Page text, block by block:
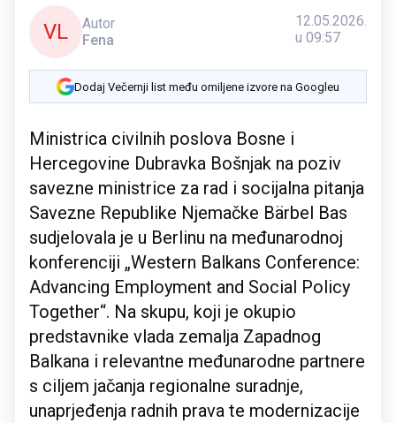
VL
Autor
Fena
12.05.2026.
u 09:57
Dodaj Večernji list među omiljene izvore na Googleu
Ministrica civilnih poslova Bosne i
Hercegovine Dubravka Bošnjak na poziv
savezne ministrice za rad i socijalna pitanja
Savezne Republike Njemačke Bärbel Bas
sudjelovala je u Berlinu na međunarodnoj
konferenciji „Western Balkans Conference:
Advancing Employment and Social Policy
Together“. Na skupu, koji je okupio
predstavnike vlada zemalja Zapadnog
Balkana i relevantne međunarodne partnere
s ciljem jačanja regionalne suradnje,
unaprjeđenja radnih prava te modernizacije